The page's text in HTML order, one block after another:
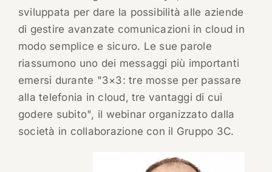
sviluppata per dare la possibilità alle aziende
di gestire avanzate comunicazioni in cloud in
modo semplice e sicuro. Le sue parole
riassumono uno dei messaggi più importanti
emersi durante "3×3: tre mosse per passare
alla telefonia in cloud, tre vantaggi di cui
godere subito", il webinar organizzato dalla
società in collaborazione con il Gruppo 3C.